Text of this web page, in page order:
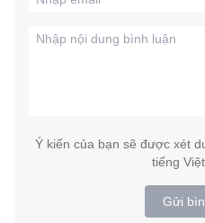
Ý kiến của bạn sẽ được xét
tiếng
Gửi